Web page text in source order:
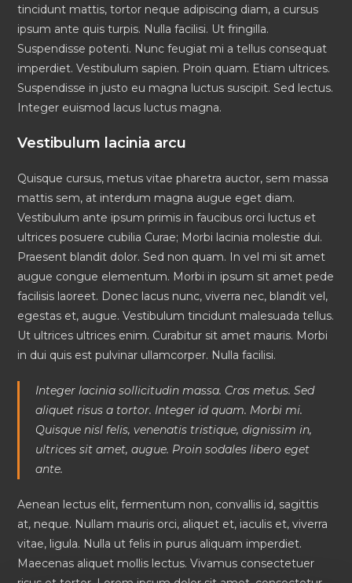
tincidunt mattis, tortor neque adipiscing diam, a cursus
ipsum ante quis turpis. Nulla facilisi. Ut fringilla.
Suspendisse potenti. Nunc feugiat mi a tellus consequat
imperdiet. Vestibulum sapien. Proin quam. Etiam ultrices.
Suspendisse in justo eu magna luctus suscipit. Sed lectus.
Integer euismod lacus luctus magna.
Vestibulum lacinia arcu
Quisque cursus, metus vitae pharetra auctor, sem massa
mattis sem, at interdum magna augue eget diam.
Vestibulum ante ipsum primis in faucibus orci luctus et
ultrices posuere cubilia Curae; Morbi lacinia molestie dui.
Praesent blandit dolor. Sed non quam. In vel mi sit amet
augue congue elementum. Morbi in ipsum sit amet pede
facilisis laoreet. Donec lacus nunc, viverra nec, blandit vel,
egestas et, augue. Vestibulum tincidunt malesuada tellus.
Ut ultrices ultrices enim. Curabitur sit amet mauris. Morbi
in dui quis est pulvinar ullamcorper. Nulla facilisi.
Integer lacinia sollicitudin massa. Cras metus. Sed
aliquet risus a tortor. Integer id quam. Morbi mi.
Quisque nisl felis, venenatis tristique, dignissim in,
ultrices sit amet, augue. Proin sodales libero eget
ante.
Aenean lectus elit, fermentum non, convallis id, sagittis
at, neque. Nullam mauris orci, aliquet et, iaculis et, viverra
vitae, ligula. Nulla ut felis in purus aliquam imperdiet.
Maecenas aliquet mollis lectus. Vivamus consectetuer